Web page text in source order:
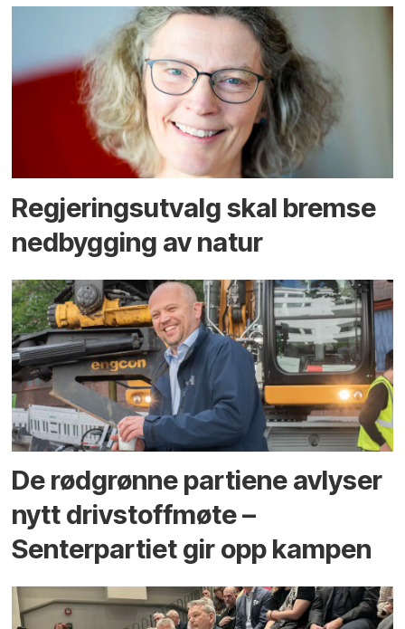
Regjerings­utvalg skal bremse
ned­bygging av natur
De rødgrønne partiene avlyser
nytt drivstoffmøte –
Senterpartiet gir opp kampen